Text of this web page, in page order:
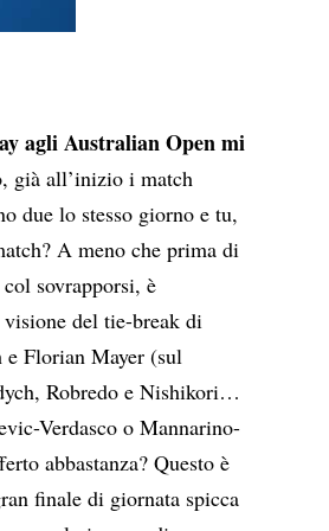
agli Australian Open mi
già all’inizio i match
due lo stesso giorno e tu,
A meno che prima di
sovrapporsi, è
del tie-break di
Florian Mayer (sul
Robredo e Nishikori…
Verdasco o Mannarino-
abbastanza? Questo è
finale di giornata spicca